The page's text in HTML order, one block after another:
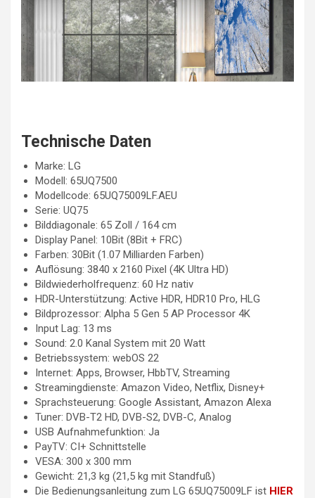
Technische Daten
Marke: LG
Modell: 65UQ7500
Modellcode: 65UQ75009LF.AEU
Serie: UQ75
Bilddiagonale: 65 Zoll / 164 cm
Display Panel: 10Bit (8Bit + FRC)
Farben: 30Bit (1.07 Milliarden Farben)
Auflösung: 3840 x 2160 Pixel (4K Ultra HD)
Bildwiederholfrequenz: 60 Hz nativ
HDR-Unterstützung: Active HDR, HDR10 Pro, HLG
Bildprozessor: Alpha 5 Gen 5 AP Processor 4K
Input Lag: 13 ms
Sound: 2.0 Kanal System mit 20 Watt
Betriebssystem: webOS 22
Internet: Apps, Browser, HbbTV, Streaming
Streamingdienste: Amazon Video, Netflix, Disney+
Sprachsteuerung: Google Assistant, Amazon Alexa
Tuner: DVB-T2 HD, DVB-S2, DVB-C, Analog
USB Aufnahmefunktion: Ja
PayTV: CI+ Schnittstelle
VESA: 300 x 300 mm
Gewicht: 21,3 kg (21,5 kg mit Standfuß)
Die Bedienungsanleitung zum LG 65UQ75009LF ist HIER